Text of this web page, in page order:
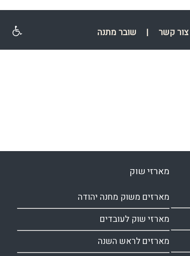
צור קשר | שובר מתנה
מארזי שוק
מארזים משוק מחנה יהודה
מארזי שוק לעובדים
מארזים לראש השנה